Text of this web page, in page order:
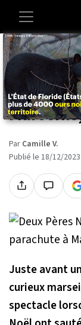
Accueil Insolite
Deux
Par Camille V.
Publié le 18/12/
Juste avant
curieux
spectacle